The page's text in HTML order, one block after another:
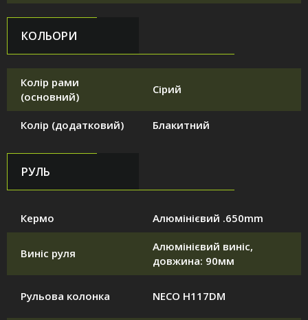
КОЛЬОРИ
Колір рами
(основний)
Сірий
Колір (додатковий) Блакитний
РУЛЬ
Кермо Алюмінієвий .650mm
Виніс руля
Алюмінієвий виніс,
довжина: 90мм
Рульова колонка NECO H117DM